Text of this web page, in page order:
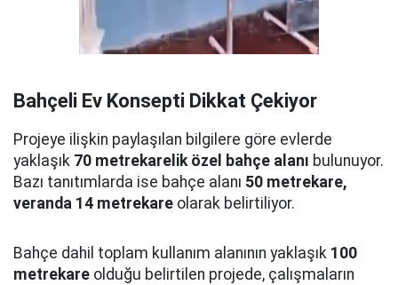
Bahçeli Ev Konsepti Dikkat Çekiyor
Projeye ilişkin paylaşılan bilgilere göre evlerde
yaklaşık 70 metrekarelik özel bahçe alanı bulunuyor.
Bazı tanıtımlarda ise bahçe alanı 50 metrekare,
veranda 14 metrekare olarak belirtiliyor.
Bahçe dahil toplam kullanım alanının yaklaşık 100
metrekare olduğu belirtilen projede, çalışmaların